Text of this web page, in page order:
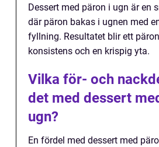
Dessert med päron i ugn är en
där päron bakas i ugnen med
fyllning. Resultatet blir ett
konsistens och en krispig yta.
Vilka för- och
det med dessert
ugn?
En fördel med dessert med